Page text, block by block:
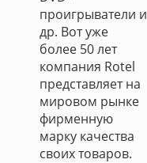
проигрыватели и
др. Вот уже
более 50 лет
компания Rotel
представляет на
мировом рынке
фирменную
марку качества
своих товаров.